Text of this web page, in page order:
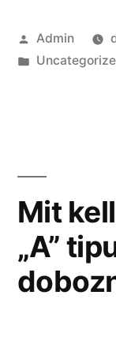
Szerző:
Admin
Kategória:
Mit
„A”